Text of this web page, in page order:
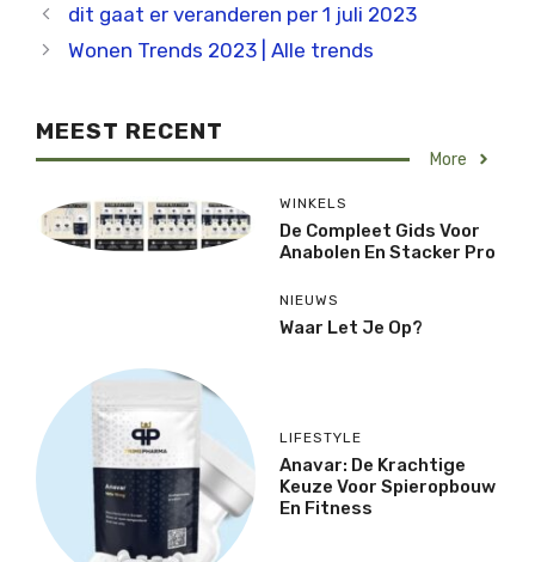
dit gaat er veranderen per 1 juli 2023
Wonen Trends 2023 | Alle trends
MEEST RECENT
More
WINKELS
De Compleet Gids Voor
Anabolen En Stacker Pro
NIEUWS
Waar Let Je Op?
LIFESTYLE
Anavar: De Krachtige
Keuze Voor Spieropbouw
En Fitness